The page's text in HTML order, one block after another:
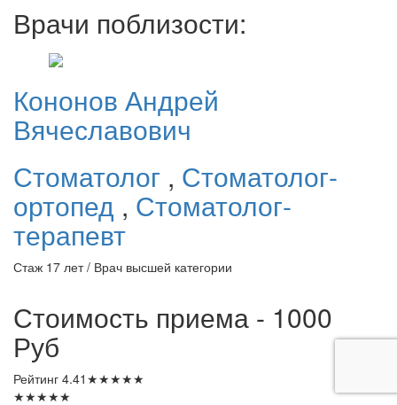
Врачи поблизости:
Кононов Андрей
Вячеславович
Стоматолог , Стоматолог-
ортопед , Стоматолог-
терапевт
Стаж 17 лет / Врач высшей категории
Стоимость приема - 1000
Руб
Рейтинг 4.41 ★★★★★
★★★★★